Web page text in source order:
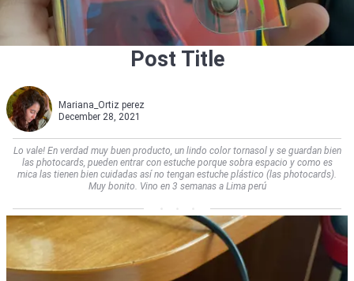
Post Title
Mariana_Ortiz perez
December 28, 2021
Lo vale! En verdad muy buen producto, un lindo color tornasol y se guardan bien
las photocards, pueden entrar con estuche porque sobra espacio y como es
mica las tienen bien cuidadas así no tengan estuche plástico (las photocards).
Muy bonito. Vino en 3 semanas a Lima perú